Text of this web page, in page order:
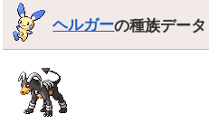
ヘルガーの種族デー